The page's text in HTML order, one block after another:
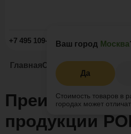
Ваш город Москва
Да
Стоимость товаров в
городах может
+7 495 109-52-09
ГлавнаяО компании
продукции